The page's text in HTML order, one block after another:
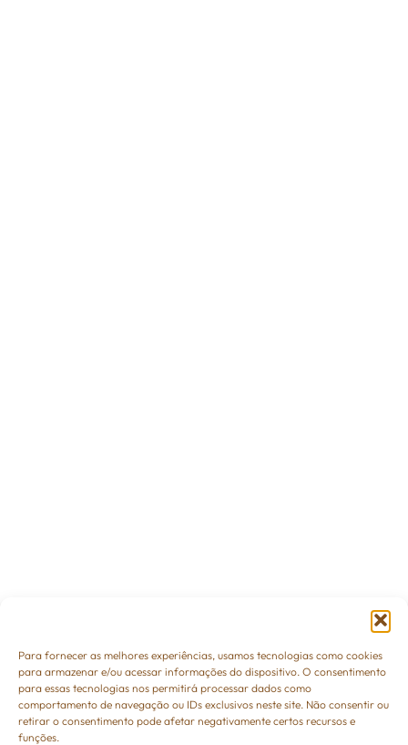
Para fornecer as melhores experiências, usamos tecnologias como cookies
para armazenar e/ou acessar informações do dispositivo. O consentimento
para essas tecnologias nos permitirá processar dados como
comportamento de navegação ou IDs exclusivos neste site. Não consentir ou
retirar o consentimento pode afetar negativamente certos recursos e
funções.